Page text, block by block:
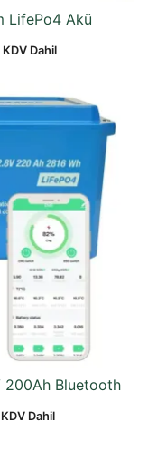
LifePo4 Akü
KDV Dahil
200Ah Bluetooth
Şu
KDV Dahil